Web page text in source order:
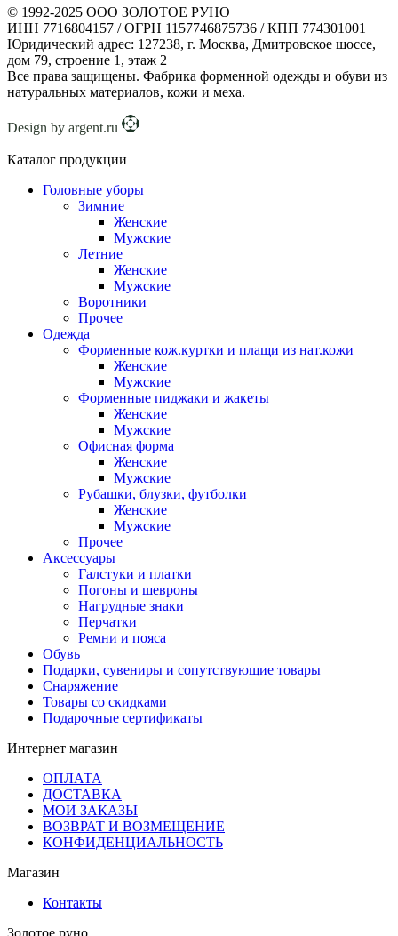
© 1992-2025 ООО ЗОЛОТОЕ РУНО
ИНН 7716804157 / ОГРН 1157746875736 / КПП 774301001
Юридический адрес: 127238, г. Москва, Дмитровское шоссе,
дом 79, строение 1, этаж 2
Все права защищены. Фабрика форменной одежды и обуви из
натуральных материалов, кожи и меха.
Design by argent.ru
Каталог продукции
Головные уборы
Зимние
Женские
Мужские
Летние
Женские
Мужские
Воротники
Прочее
Одежда
Форменные кож.куртки и плащи из нат.кожи
Женские
Мужские
Форменные пиджаки и жакеты
Женские
Мужские
Офисная форма
Женские
Мужские
Рубашки, блузки, футболки
Женские
Мужские
Прочее
Аксессуары
Галстуки и платки
Погоны и шевроны
Нагрудные знаки
Перчатки
Ремни и пояса
Обувь
Подарки, сувениры и сопутствующие товары
Снаряжение
Товары со скидками
Подарочные сертификаты
Интернет магазин
ОПЛАТА
ДОСТАВКА
МОИ ЗАКАЗЫ
ВОЗВРАТ И ВОЗМЕЩЕНИЕ
КОНФИДЕНЦИАЛЬНОСТЬ
Магазин
Контакты